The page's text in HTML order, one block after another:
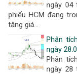
ngày 04
phiếu HCM đang
tăng giá...
Phân
ngày
Phân
ngày 28